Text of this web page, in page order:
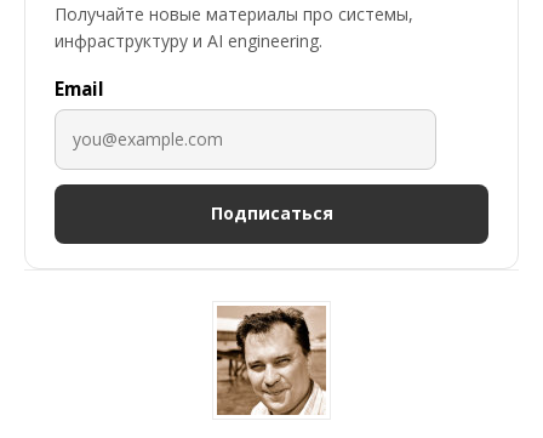
Получайте новые материалы про системы,
инфраструктуру и AI engineering.
Email
Подписаться